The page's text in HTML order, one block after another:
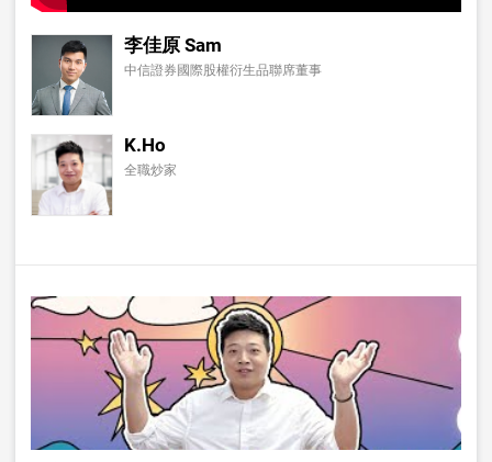
李佳原 Sam
中信證券國際股權衍生品聯席董事
K.Ho
全職炒家